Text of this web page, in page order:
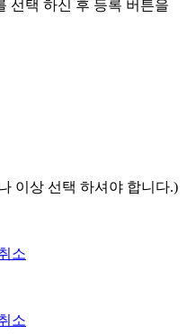
선택 하신 후 등록 버튼을
이상 선택 하셔야 합니다.)
소
소